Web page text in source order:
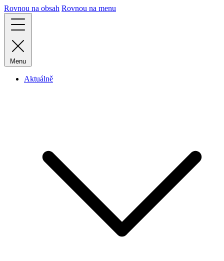
Rovnou na obsah Rovnou na menu
Menu
Aktuálně